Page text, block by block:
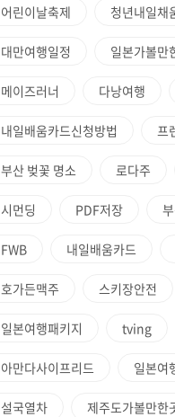
어린이날축제 청년내일채
대만여행일정 일본가볼만
메이즈러너 다낭여행
내일배움카드신청방법 프
부산 벚꽃 명소 로다주
시먼딩 PDF저장
FWB 내일배움카드
호가든맥주 스키장안전
일본여행패키지 tving
아만다사이프리드 일본여
설국열차 제주도가볼만한